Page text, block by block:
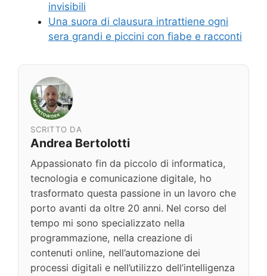
invisibili
Una suora di clausura intrattiene ogni
sera grandi e piccini con fiabe e racconti
SCRITTO DA
Andrea Bertolotti
Appassionato fin da piccolo di informatica,
tecnologia e comunicazione digitale, ho
trasformato questa passione in un lavoro che
porto avanti da oltre 20 anni. Nel corso del
tempo mi sono specializzato nella
programmazione, nella creazione di
contenuti online, nell’automazione dei
processi digitali e nell’utilizzo dell’intelligenza